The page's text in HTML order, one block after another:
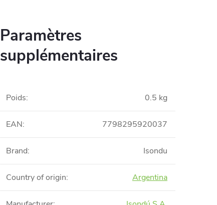
Paramètres
supplémentaires
Poids: 0.5 kg
EAN: 7798295920037
Brand: Isondu
Country of origin: Argentina